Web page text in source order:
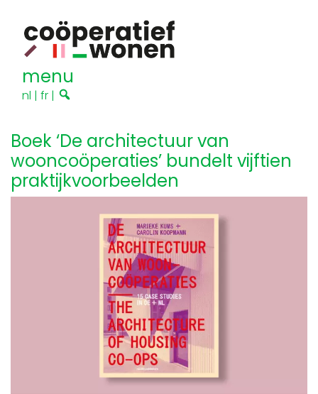
menu
nl | fr |
Boek ‘De architectuur van
wooncoöperaties’ bundelt vijftien
praktijkvoorbeelden